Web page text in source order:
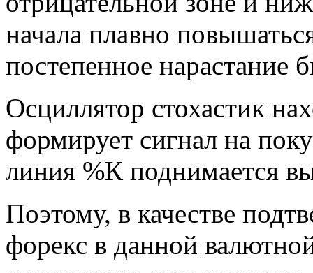
начала плавно
постепенное нарастание
Осциллятор стохастик
формирует сигнал на
линия %К поднимается
Поэтому, в качестве
форекс в данной